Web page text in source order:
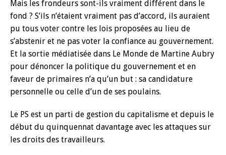
Mais les frondeurs sont-ils vraiment différent dans le
fond ? S’ils n’étaient vraiment pas d’accord, ils auraient
pu tous voter contre les lois proposées au lieu de
s’abstenir et ne pas voter la confiance au gouvernement.
Et la sortie médiatisée dans Le Monde de Martine Aubry
pour dénoncer la politique du gouvernement et en
faveur de primaires n’a qu’un but : sa candidature
personnelle ou celle d’un de ses poulains.
Le PS est un parti de gestion du capitalisme et depuis le
début du quinquennat davantage avec les attaques sur
les droits des travailleurs.